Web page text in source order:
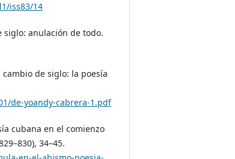
iss83/14
siglo: anulación de todo.
cambio de siglo: la poesía
de-yoandy-cabrera-1.pdf
cubana en el comienzo
34–45.